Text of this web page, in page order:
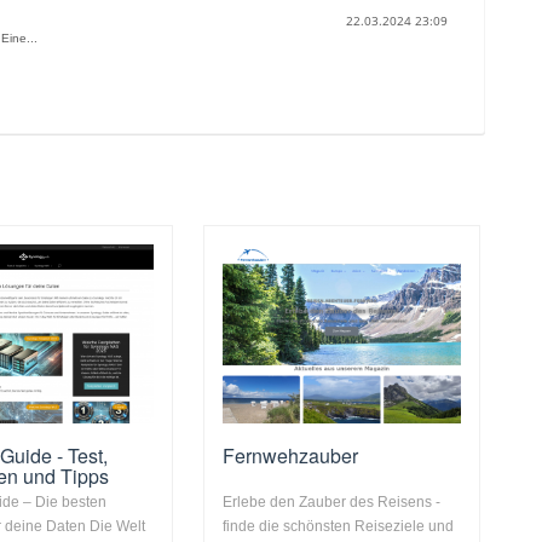
22.03.2024 23:09
- Test,
und Tipps
– Die besten
deine Daten Die Welt
Fernwehzauber
Erlebe den Zauber des Reisens -
finde die schönsten Reiseziele und